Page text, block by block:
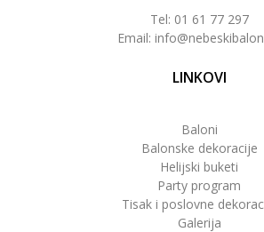
Tel: 01 61 77 297
Email:
LINKOVI
Baloni
Balonske dekoracije
Helijski buketi
Party program
Tisak i poslovne
Galerija